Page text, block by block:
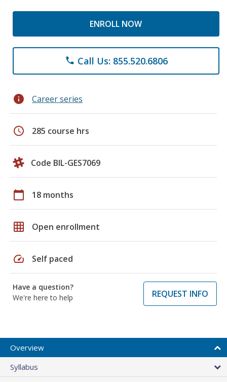
ENROLL NOW
phone Call Us: 855.520.6806
info Career series
schedule 285 course hrs
Code BIL-GES7069
calendar_today 18 months
grid_on Open enrollment
speed Self paced
Have a question?
We're here to help
REQUEST INFO
Overview
Syllabus